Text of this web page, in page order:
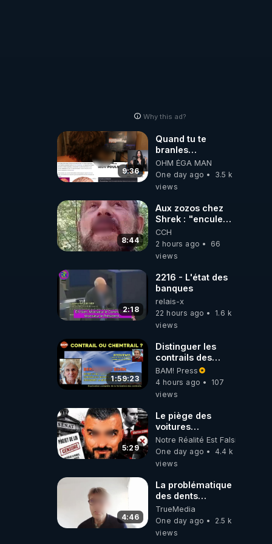
Why this ad?
9:36
Quand tu te
branles
bonhomme tu
émets des ondes
ils ont juste omis
OHM ÉGA MAN
One day ago
3.5 k
views
8:44
Aux zozos chez
Shrek : "encule
toi tout seul
espèce de mal
polish"
CCH
2 hours ago
66
views
2:18
2216 - L'état des
banques
relais-x
22 hours ago
1.6 k
views
1:59:23
Distinguer les
contrails des
chemtrails par
Bernadette Bihin
BAM! Press
4 hours ago
107
views
5:29
Le piège des
voitures
électriques se
referme sur les
usagers !
Notre Réalité Est Falsifiée Et
One day ago
4.4 k
views
4:46
La problématique
des dents
dévitalisées et
des implants
TrueMedia
One day ago
2.5 k
views